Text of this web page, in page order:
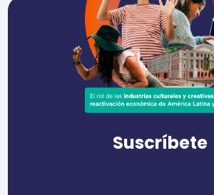
Suscríbete